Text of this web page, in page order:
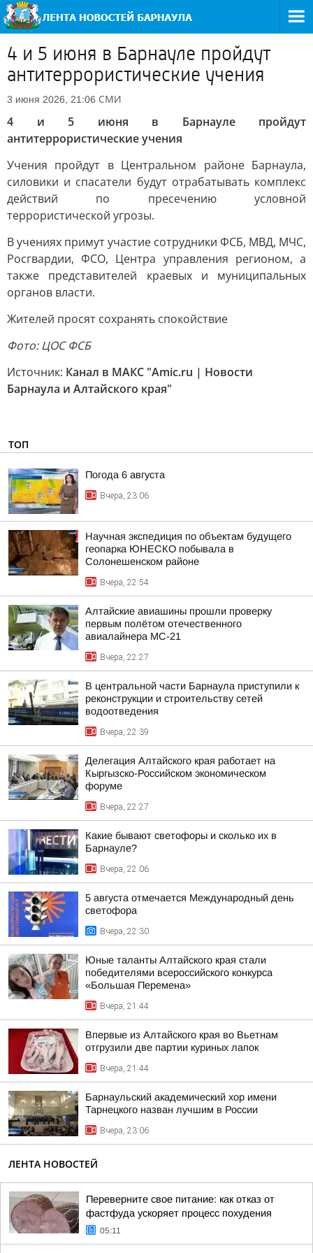
4 и 5 июня в Барнауле пройдут
антитеррористические учения
3 июня 2026, 21:06 СМИ
4 и 5 июня в Барнауле пройдут
антитеррористические учения
Учения пройдут в Центральном районе Барнаула,
силовики и спасатели будут отрабатывать комплекс
действий по пресечению условной
террористической угрозы.
В учениях примут участие сотрудники ФСБ, МВД, МЧС,
Росгвардии, ФСО, Центра управления регионом, а
также представителей краевых и муниципальных
органов власти.
Жителей просят сохранять спокойствие
Фото: ЦОС ФСБ
Источник: Канал в МАКС "Amic.ru | Новости
Барнаула и Алтайского края"
ТОП
Погода 6 августа
Вчера, 23:06
Научная экспедиция по объектам будущего
геопарка ЮНЕСКО побывала в
Солонешенском районе
Вчера, 22:54
Алтайские авиашины прошли проверку
первым полётом отечественного
авиалайнера МС-21
Вчера, 22:27
В центральной части Барнаула приступили к
реконструкции и строительству сетей
водоотведения
Вчера, 22:39
Делегация Алтайского края работает на
Кыргызско-Российском экономическом
форуме
Вчера, 22:27
Какие бывают светофоры и сколько их в
Барнауле?
Вчера, 22:06
5 августа отмечается Международный день
светофора
Вчера, 22:30
Юные таланты Алтайского края стали
победителями всероссийского конкурса
«Большая Перемена»
Вчера, 21:44
Впервые из Алтайского края во Вьетнам
отгрузили две партии куриных лапок
Вчера, 21:44
Барнаульский академический хор имени
Тарнецкого назван лучшим в России
Вчера, 23:06
ЛЕНТА НОВОСТЕЙ
Переверните свое питание: как отказ от
фастфуда ускоряет процесс похудения
05:11